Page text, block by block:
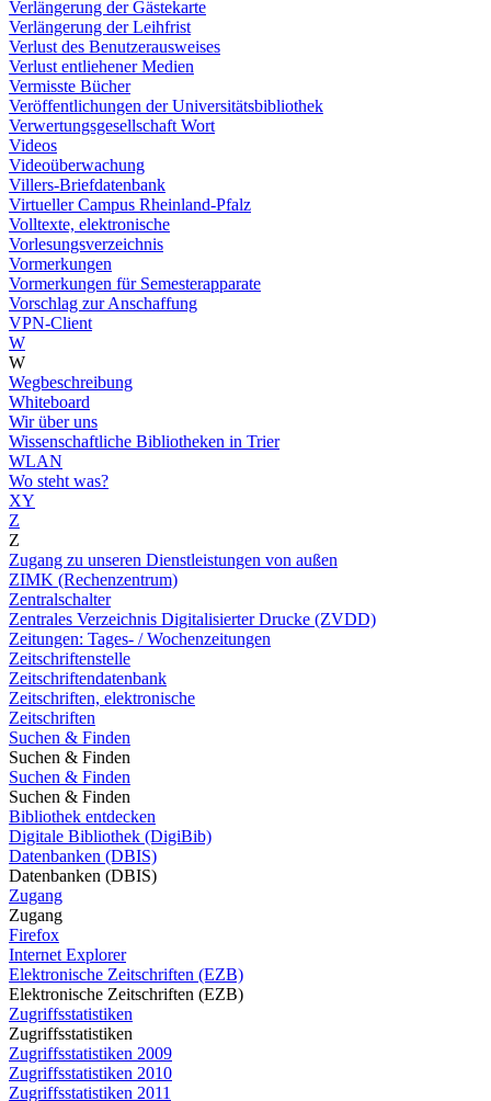
Verlängerung der Gästekarte
Verlängerung der Leihfrist
Verlust des Benutzerausweises
Verlust entliehener Medien
Vermisste Bücher
Veröffentlichungen der Universitätsbibliothek
Verwertungsgesellschaft Wort
Videos
Videoüberwachung
Villers-Briefdatenbank
Virtueller Campus Rheinland-Pfalz
Volltexte, elektronische
Vorlesungsverzeichnis
Vormerkungen
Vormerkungen für Semesterapparate
Vorschlag zur Anschaffung
VPN-Client
W
W
Wegbeschreibung
Whiteboard
Wir über uns
Wissenschaftliche Bibliotheken in Trier
WLAN
Wo steht was?
XY
Z
Z
Zugang zu unseren Dienstleistungen von außen
ZIMK (Rechenzentrum)
Zentralschalter
Zentrales Verzeichnis Digitalisierter Drucke (ZVDD)
Zeitungen: Tages- / Wochenzeitungen
Zeitschriftenstelle
Zeitschriftendatenbank
Zeitschriften, elektronische
Zeitschriften
Suchen & Finden
Suchen & Finden
Suchen & Finden
Suchen & Finden
Bibliothek entdecken
Digitale Bibliothek (DigiBib)
Datenbanken (DBIS)
Datenbanken (DBIS)
Zugang
Zugang
Firefox
Internet Explorer
Elektronische Zeitschriften (EZB)
Elektronische Zeitschriften (EZB)
Zugriffsstatistiken
Zugriffsstatistiken
Zugriffsstatistiken 2009
Zugriffsstatistiken 2010
Zugriffsstatistiken 2011